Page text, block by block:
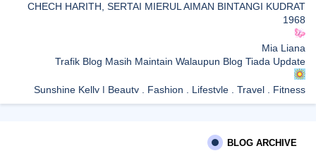
CHECH HARITH, SERTAI MIERUL AIMAN BINTANGI KUDRAT
1968
Mia Liana
Trafik Blog Masih Maintain Walaupun Blog Tiada Update
Sunshine Kelly | Beauty . Fashion . Lifestyle . Travel . Fitness
Best New Apps of 2026: 8 Fresh Downloads Worth Trying
Tried Every Cream for Your Pigmentation? Here's Why Pico Laser
BLOG ARCHIVE